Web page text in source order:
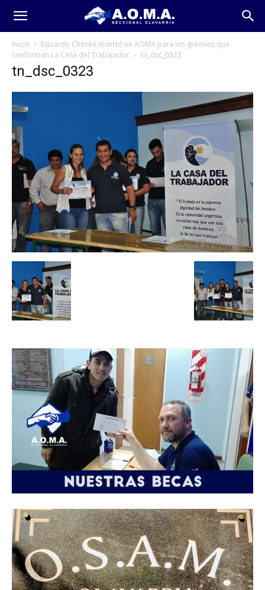
Inicio
Eduardo Chorén disertó en AOMA para los gremios que
conforman La Casa del Trabajador
tn_dsc_0323
tn_dsc_0323